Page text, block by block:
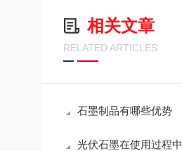
相关文章
RELATED ARTICLES
石墨制品有哪些优势
光伏石墨在使用过程中有哪些地方需